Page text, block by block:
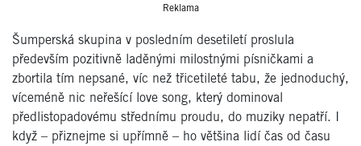
Reklama
Šumperská skupina v posledním desetiletí proslula
především pozitivně laděnými milostnými písničkami a
zbortila tím nepsané, víc než třicetileté tabu, že jednoduchý,
víceméně nic neřešící love song, který dominoval
předlistopadovému střednímu proudu, do muziky nepatří. I
když – přiznejme si upřímně – ho většina lidí čas od času